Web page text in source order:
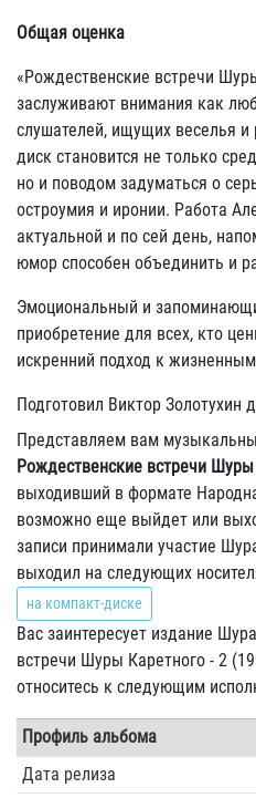
Общая оценка
«Рождественские встречи
заслуживают внимания как
слушателей, ищущих веселья и
диск становится не только
но и поводом задуматься о
остроумия и иронии. Работа
актуальной и по сей день,
юмор способен объединить и
Эмоциональный и
приобретение для всех, кто
искренний подход к
Подготовил Виктор Золотухин
Представляем вам
Рождественские встречи
выходивший в формате
возможно еще выйдет или
записи принимали участие
выходил на следующих
на компакт-диске
Вас заинтересует издание
встречи Шуры Каретного - 2
относитесь к следующим
Профиль альбома
Дата релиза